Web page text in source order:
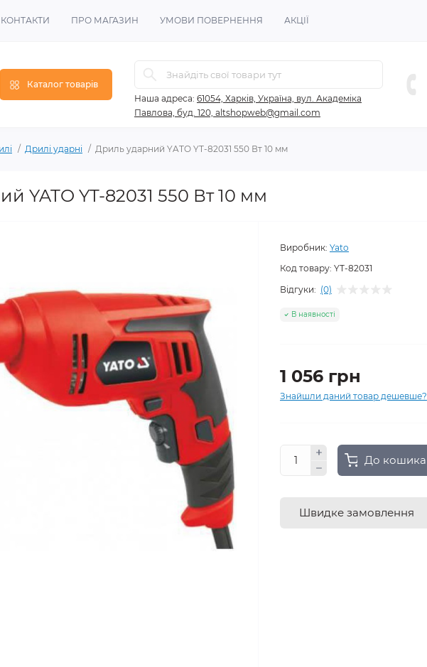
КОНТАКТИ ПРО МАГАЗИН УМОВИ ПОВЕРНЕННЯ АКЦІЇ
Каталог товарів
Наша адреса: 61054, Харків, Україна, вул. Академіка
Павлова, буд. 120, altshopweb@gmail.com
Дрилі ударні Дриль ударний YATO YT-82031 550 Вт 10 мм
YATO YT-82031 550 Вт 10 мм
Виробник: Yato
Код товару: YT-82031
Відгуки: (0)
В наявності
1 056 грн
Знайшли даний товар дешевше?
До кошика
Швидке замовлення